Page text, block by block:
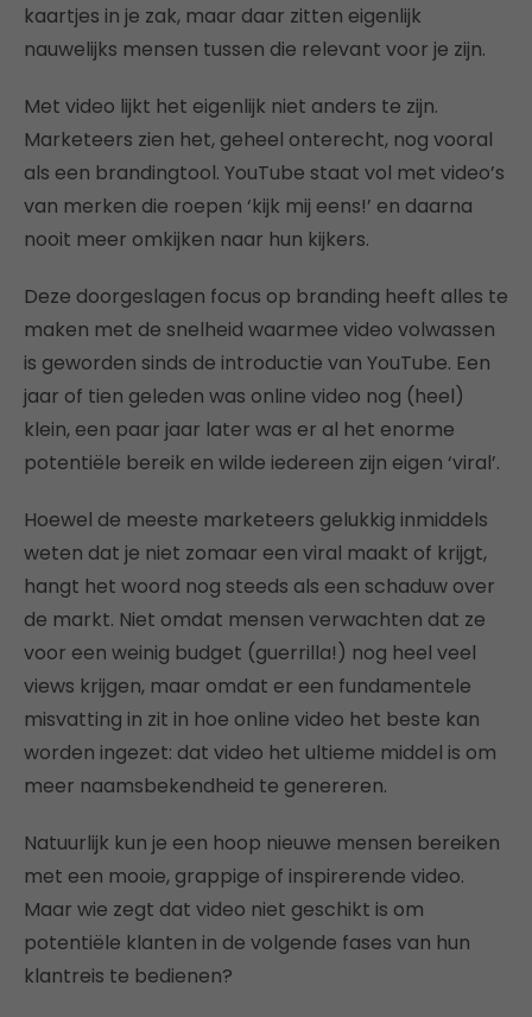
kaartjes in je zak, maar daar zitten eigenlijk
nauwelijks mensen tussen die relevant voor je zijn.
Met video lijkt het eigenlijk niet anders te zijn.
Marketeers zien het, geheel onterecht, nog vooral
als een brandingtool. YouTube staat vol met video’s
van merken die roepen ‘kijk mij eens!’ en daarna
nooit meer omkijken naar hun kijkers.
Deze doorgeslagen focus op branding heeft alles te
maken met de snelheid waarmee video volwassen
is geworden sinds de introductie van YouTube. Een
jaar of tien geleden was online video nog (heel)
klein, een paar jaar later was er al het enorme
potentiële bereik en wilde iedereen zijn eigen ‘viral’.
Hoewel de meeste marketeers gelukkig inmiddels
weten dat je niet zomaar een viral maakt of krijgt,
hangt het woord nog steeds als een schaduw over
de markt. Niet omdat mensen verwachten dat ze
voor een weinig budget (guerrilla!) nog heel veel
views krijgen, maar omdat er een fundamentele
misvatting in zit in hoe online video het beste kan
worden ingezet: dat video het ultieme middel is om
meer naamsbekendheid te genereren.
Natuurlijk kun je een hoop nieuwe mensen bereiken
met een mooie, grappige of inspirerende video.
Maar wie zegt dat video niet geschikt is om
potentiële klanten in de volgende fases van hun
klantreis te bedienen?